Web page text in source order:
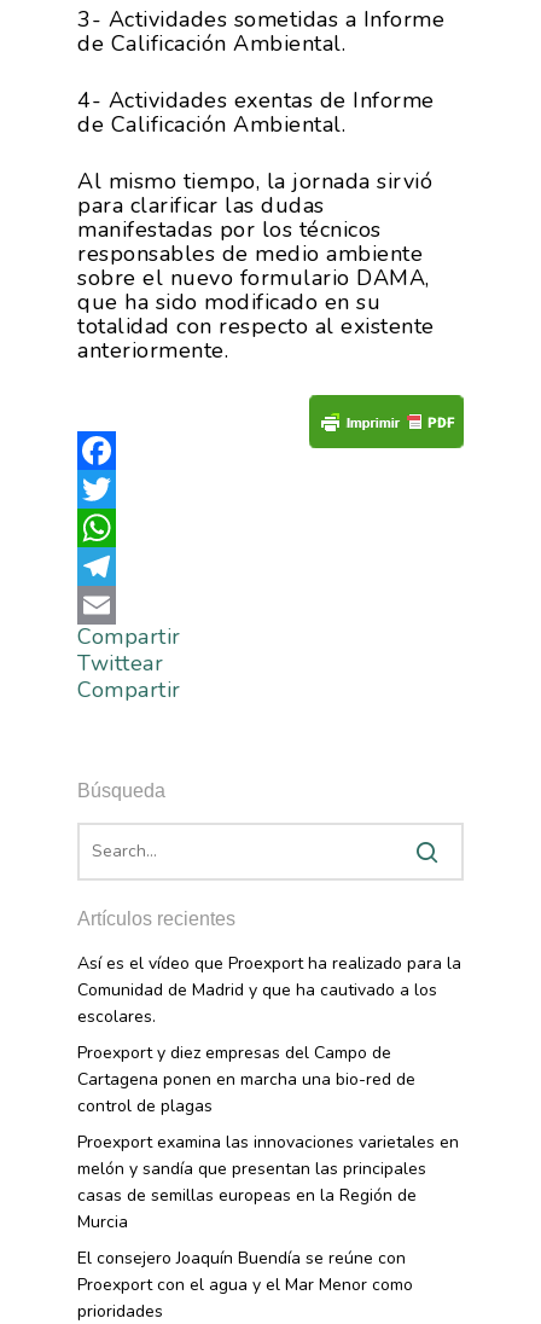
3- Actividades sometidas a Informe
de Calificación Ambiental.
4- Actividades exentas de Informe
de Calificación Ambiental.
Al mismo tiempo, la jornada sirvió
para clarificar las dudas
manifestadas por los técnicos
responsables de medio ambiente
sobre el nuevo formulario DAMA,
que ha sido modificado en su
totalidad con respecto al existente
anteriormente.
Facebook
Twitter
WhatsApp
Telegram
Email
Compartir
Twittear
Compartir
Búsqueda
Artículos recientes
Así es el vídeo que Proexport ha realizado para la
Comunidad de Madrid y que ha cautivado a los
escolares.
Proexport y diez empresas del Campo de
Cartagena ponen en marcha una bio-red de
control de plagas
Proexport examina las innovaciones varietales en
melón y sandía que presentan las principales
casas de semillas europeas en la Región de
Murcia
El consejero Joaquín Buendía se reúne con
Proexport con el agua y el Mar Menor como
prioridades
Responsabilidad Social
Corporativa
Forma Parte De
Mapa De Productores
Temas
Agua
Calidad Y Seguridad
Innovación
Multimedia
Nutrición Y Salud
Opinión
Comunicación 2024
Histórico
Exportaciones 2018
Exportaciones 2017
Exportaciones 2015
Empleo Y
Bolsa De Empleo
Teleformación
Iniciativas
Modificación Ley Mar
Juntos Contra El
Promoción De La
Alimentación
I+S PRO
Sostenibilidad
Videos
Contacto
Intranet